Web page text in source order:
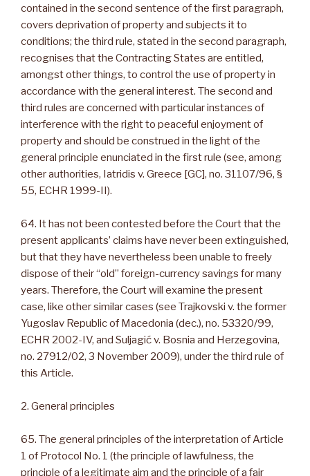
contained in the second sentence of the first paragraph,
covers deprivation of property and subjects it to
conditions; the third rule, stated in the second paragraph,
recognises that the Contracting States are entitled,
amongst other things, to control the use of property in
accordance with the general interest. The second and
third rules are concerned with particular instances of
interference with the right to peaceful enjoyment of
property and should be construed in the light of the
general principle enunciated in the first rule (see, among
other authorities, Iatridis v. Greece [GC], no. 31107/96, §
55, ECHR 1999-II).
64. It has not been contested before the Court that the
present applicants’ claims have never been extinguished,
but that they have nevertheless been unable to freely
dispose of their “old” foreign-currency savings for many
years. Therefore, the Court will examine the present
case, like other similar cases (see Trajkovski v. the former
Yugoslav Republic of Macedonia (dec.), no. 53320/99,
ECHR 2002-IV, and Suljagić v. Bosnia and Herzegovina,
no. 27912/02, 3 November 2009), under the third rule of
this Article.
2. General principles
65. The general principles of the interpretation of Article
1 of Protocol No. 1 (the principle of lawfulness, the
principle of a legitimate aim and the principle of a fair